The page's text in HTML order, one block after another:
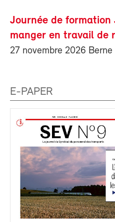
Journée de formation
manger en travail de
27 novembre 2026 Berne
E-PAPER